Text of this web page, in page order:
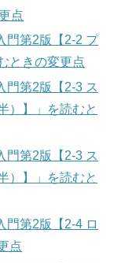
点
門第2版【2-2 プ
ときの変更点
門第2版【2-3 ス
）】」を読むと
門第2版【2-3 ス
）】」を読むと
門第2版【2-4 ロ
点